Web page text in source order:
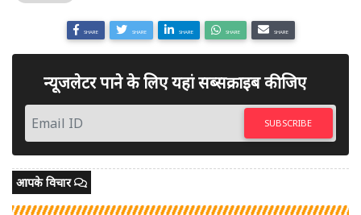
SHARE SHARE SHARE SHARE SHARE
न्यूजलेटर पाने के लिए यहां सब्सक्राइब कीजिए
SUBSCRIBE
आपके विचार